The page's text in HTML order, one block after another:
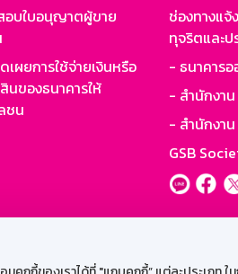
อบใบอนุญาตผู้ขาย
เผยการใช้จ่ายเงินหรือ
นของธนาคารให้
ชน
ช่องทางแจ้
ทุจริตและ
- ธนาคาร
- สำนักงา
- สำนักงา
GSB